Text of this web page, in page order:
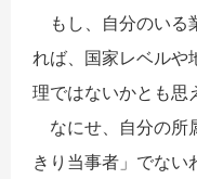
もし、自分のいる
れば、国家レベルや
理ではないかとも思
なにせ、自分の所
きり当事者」でない